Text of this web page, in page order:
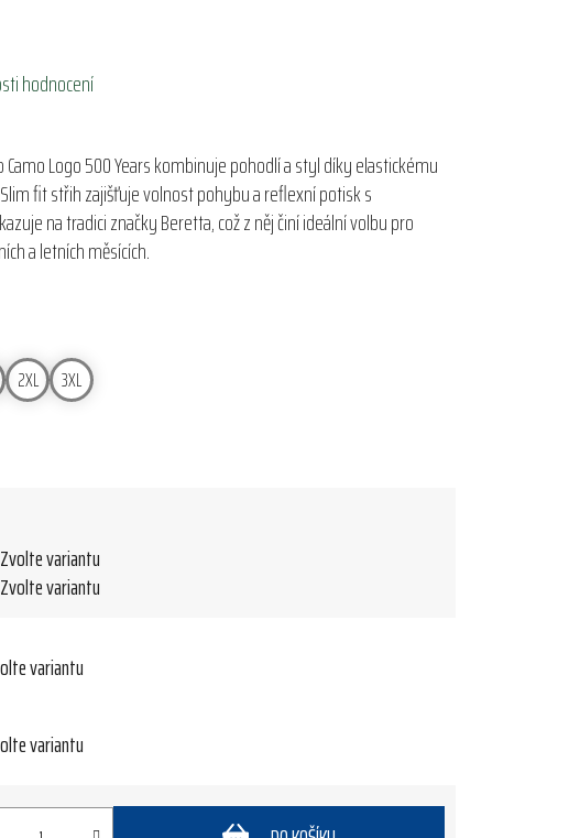
hodnocení
Camo Logo 500 Years kombinuje pohodlí a styl díky elastickému
fit střih zajišťuje volnost pohybu a reflexní potisk s
na tradici značky Beretta, což z něj činí ideální volbu pro
a letních měsících.
2XL 3XL
Zvolte variantu
Zvolte variantu
variantu
variantu